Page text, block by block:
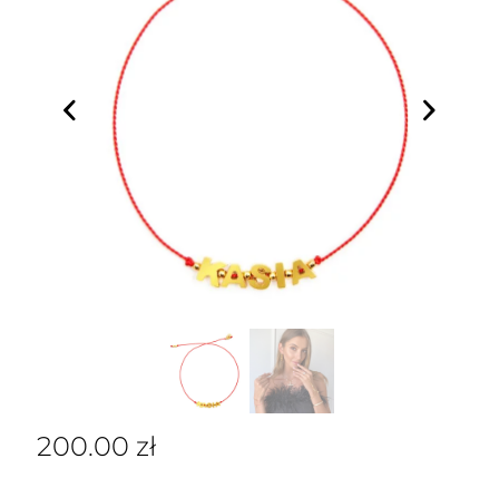
200.00 zł